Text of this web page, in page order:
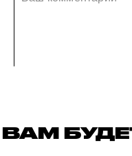
ВАМ